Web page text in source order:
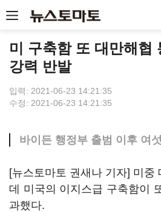
미 구축함 또 대만해
강력 반발
입력: 2021-06-23 14:21:35
수정: 2021-06-23 14:21:35
바이든 행정부 출범 이후 여
[뉴스토마토 권새나 기자] 미중
데 미국의 이지스급 구축함이
과했다.